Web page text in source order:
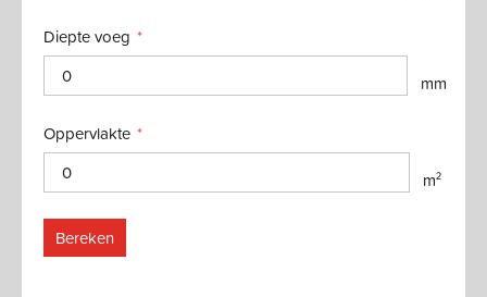
Diepte voeg
mm
Oppervlakte
m²
Bereken